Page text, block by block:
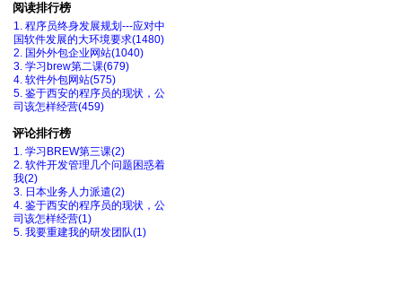
阅读排行榜
1. 程序员终身发展规划---应对中
国软件发展的大环境要求(1480)
2. 国外外包企业网站(1040)
3. 学习brew第二课(679)
4. 软件外包网站(575)
5. 鉴于西安的程序员的现状，公
司该怎样经营(459)
评论排行榜
1. 学习BREW第三课(2)
2. 软件开发管理几个问题困惑着
我(2)
3. 日本业务人力派遣(2)
4. 鉴于西安的程序员的现状，公
司该怎样经营(1)
5. 我要重建我的研发团队(1)